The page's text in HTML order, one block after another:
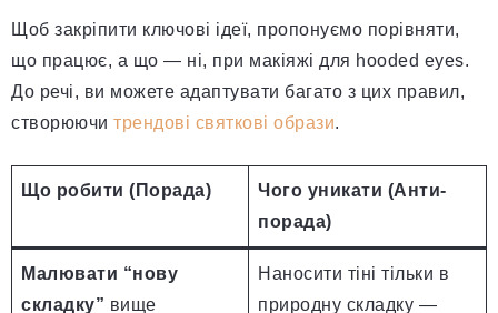
Щоб закріпити ключові ідеї, пропонуємо порівняти,
що працює, а що — ні, при макіяжі для hooded eyes.
До речі, ви можете адаптувати багато з цих правил,
створюючи трендові святкові образи.
Що робити (Порада)
Чого уникати (Анти-
порада)
Малювати “нову
складку” вище
Наносити тіні тільки в
природну складку —